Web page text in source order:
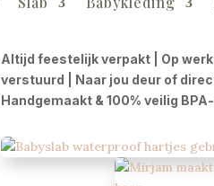
Altijd feestelijk verpakt | Op
verstuurd | Naar jou deur of
Handgemaakt & 100% veilig